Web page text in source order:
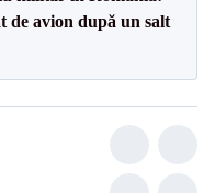
de avion după un salt